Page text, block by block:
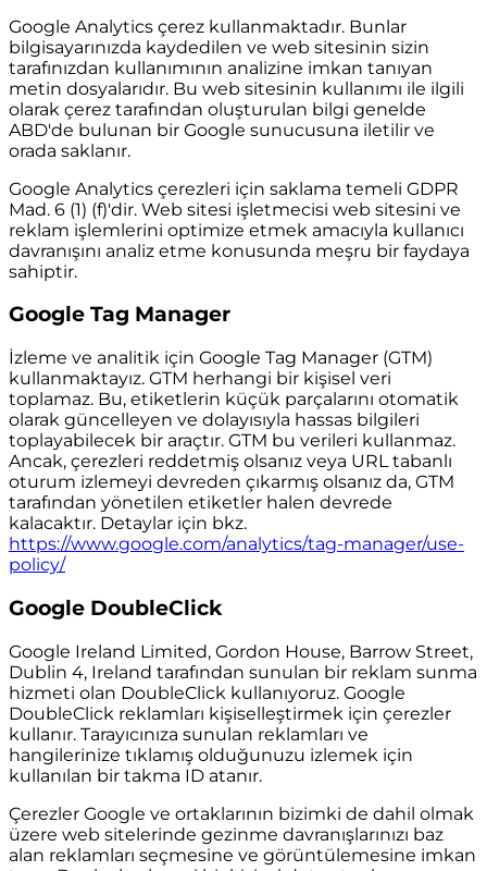
Google Analytics çerez kullanmaktadır. Bunlar
bilgisayarınızda kaydedilen ve web sitesinin sizin
tarafınızdan kullanımının analizine imkan tanıyan
metin dosyalarıdır. Bu web sitesinin kullanımı ile ilgili
olarak çerez tarafından oluşturulan bilgi genelde
ABD'de bulunan bir Google sunucusuna iletilir ve
orada saklanır.
Google Analytics çerezleri için saklama temeli GDPR
Mad. 6 (1) (f)'dir. Web sitesi işletmecisi web sitesini ve
reklam işlemlerini optimize etmek amacıyla kullanıcı
davranışını analiz etme konusunda meşru bir faydaya
sahiptir.
Google Tag Manager
İzleme ve analitik için Google Tag Manager (GTM)
kullanmaktayız. GTM herhangi bir kişisel veri
toplamaz. Bu, etiketlerin küçük parçalarını otomatik
olarak güncelleyen ve dolayısıyla hassas bilgileri
toplayabilecek bir araçtır. GTM bu verileri kullanmaz.
Ancak, çerezleri reddetmiş olsanız veya URL tabanlı
oturum izlemeyi devreden çıkarmış olsanız da, GTM
tarafından yönetilen etiketler halen devrede
kalacaktır. Detaylar için bkz.
https://www.google.com/analytics/tag-manager/use-
policy/
Google DoubleClick
Google Ireland Limited, Gordon House, Barrow Street,
Dublin 4, Ireland tarafından sunulan bir reklam sunma
hizmeti olan DoubleClick kullanıyoruz. Google
DoubleClick reklamları kişiselleştirmek için çerezler
kullanır. Tarayıcınıza sunulan reklamları ve
hangilerinize tıklamış olduğunuzu izlemek için
kullanılan bir takma ID atanır.
Çerezler Google ve ortaklarının bizimki de dahil olmak
üzere web sitelerinde gezinme davranışlarınızı baz
alan reklamları seçmesine ve görüntülemesine imkan